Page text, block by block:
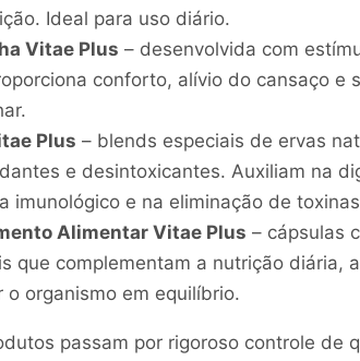
Ideal para uso diário.
Vitae Plus – desenvolvida com
conforto, alívio do cansaço e
Plus – blends especiais de ervas
e desintoxicantes. Auxiliam na
imunológico e na eliminação de
Alimentar Vitae Plus – cápsulas
que complementam a nutrição diária,
o organismo em equilíbrio.
passam por rigoroso controle de